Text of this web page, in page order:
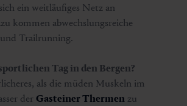
ein weitläufiges Netz an
kommen abwechslungsreiche
Trailrunning.
Tag in den Bergen?
als die müden Muskeln im
derGasteiner Thermen zu